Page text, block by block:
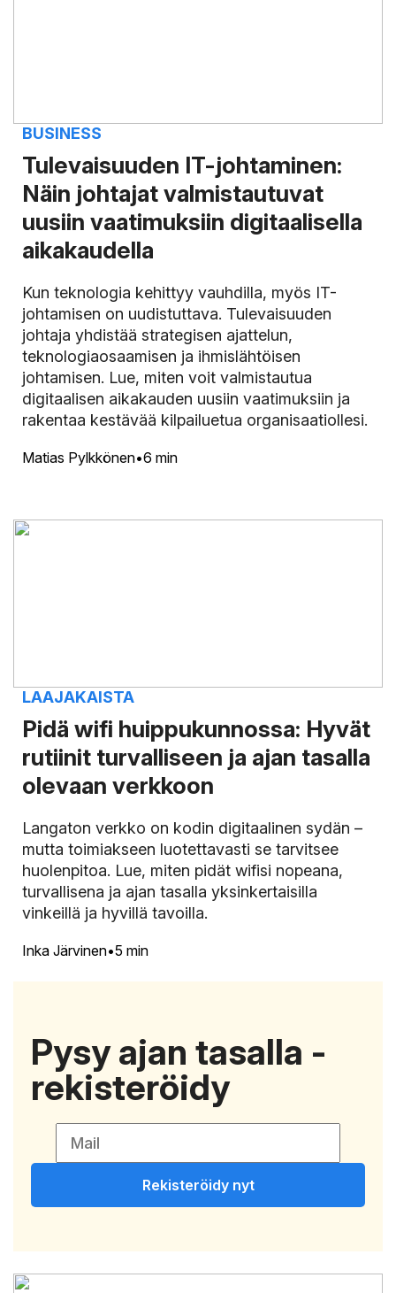
Tulevaisuuden IT-johtaminen:
Näin johtajat valmistautuvat
uusiin vaatimuksiin digitaalisella
aikakaudella
BUSINESS
6 min
Kun teknologia kehittyy vauhdilla, myös IT-
johtamisen on uudistuttava. Tulevaisuuden
johtaja yhdistää strategisen ajattelun,
teknologiaosaamisen ja ihmislähtöisen
johtamisen. Lue, miten voit valmistautua
digitaalisen aikakauden uusiin vaatimuksiin ja
rakentaa kestävää kilpailuetua organisaatiollesi.
Matias Pylkkönen
Pidä wifi huippukunnossa: Hyvät
rutiinit turvalliseen ja ajan tasalla
olevaan verkkoon
LAAJAKAISTA
5 min
Langaton verkko on kodin digitaalinen sydän –
mutta toimiakseen luotettavasti se tarvitsee
huolenpitoa. Lue, miten pidät wifisi nopeana,
turvallisena ja ajan tasalla yksinkertaisilla
vinkeillä ja hyvillä tavoilla.
Inka Järvinen
Pysy ajan tasalla -
rekisteröidy
Rekisteröidy nyt